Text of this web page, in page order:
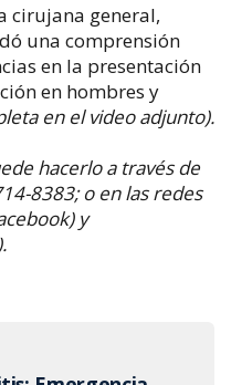
cirujana general,
una comprensión
en la presentación
en hombres y
en el video adjunto).
hacerlo a través de
8383; o en las redes
y